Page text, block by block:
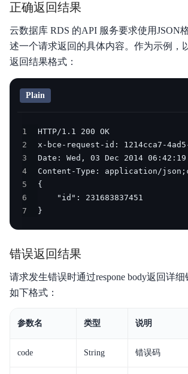
正确返回结果
云数据库 RDS 的API 服务要求使用JSON
述一个请求返回的具体内容。作为示例，
返回结果格式：
Plain
1
2
3
4
5
6
7
}
错误返回结果
请求发生错误时通过respone body返回详
如下格式：
参数名 类型 说明
code String 错误码